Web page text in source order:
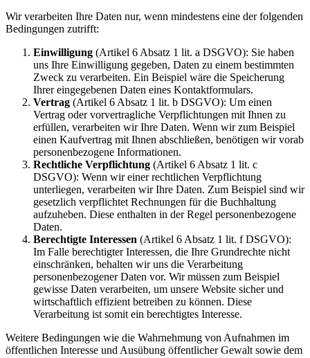
Wir verarbeiten Ihre Daten nur, wenn mindestens eine der folgenden
Bedingungen zutrifft:
Einwilligung (Artikel 6 Absatz 1 lit. a DSGVO): Sie haben
uns Ihre Einwilligung gegeben, Daten zu einem bestimmten
Zweck zu verarbeiten. Ein Beispiel wäre die Speicherung
Ihrer eingegebenen Daten eines Kontaktformulars.
Vertrag (Artikel 6 Absatz 1 lit. b DSGVO): Um einen
Vertrag oder vorvertragliche Verpflichtungen mit Ihnen zu
erfüllen, verarbeiten wir Ihre Daten. Wenn wir zum Beispiel
einen Kaufvertrag mit Ihnen abschließen, benötigen wir vorab
personenbezogene Informationen.
Rechtliche Verpflichtung (Artikel 6 Absatz 1 lit. c
DSGVO): Wenn wir einer rechtlichen Verpflichtung
unterliegen, verarbeiten wir Ihre Daten. Zum Beispiel sind wir
gesetzlich verpflichtet Rechnungen für die Buchhaltung
aufzuheben. Diese enthalten in der Regel personenbezogene
Daten.
Berechtigte Interessen (Artikel 6 Absatz 1 lit. f DSGVO):
Im Falle berechtigter Interessen, die Ihre Grundrechte nicht
einschränken, behalten wir uns die Verarbeitung
personenbezogener Daten vor. Wir müssen zum Beispiel
gewisse Daten verarbeiten, um unsere Website sicher und
wirtschaftlich effizient betreiben zu können. Diese
Verarbeitung ist somit ein berechtigtes Interesse.
Weitere Bedingungen wie die Wahrnehmung von Aufnahmen im
öffentlichen Interesse und Ausübung öffentlicher Gewalt sowie dem